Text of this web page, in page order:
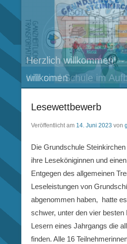
Wir sind Schule im
Herzlich willkommen!
willkomen
Lesewettbewerb
Veröffentlicht am 14. Juni 2023 von
Die Grundschule
ihre Leseköniginnen und
Entgegen des allgemeinen
Leseleistungen von
abgenommen haben, hatte
schwer, unter den vier besten
Lesern eines Jahrgangs die
finden. Alle 16